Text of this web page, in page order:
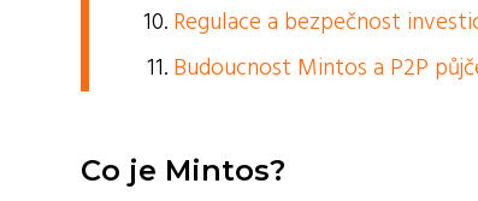
Regulace a bezpečnost
Budoucnost Mintos a P2P
Co je Mintos?